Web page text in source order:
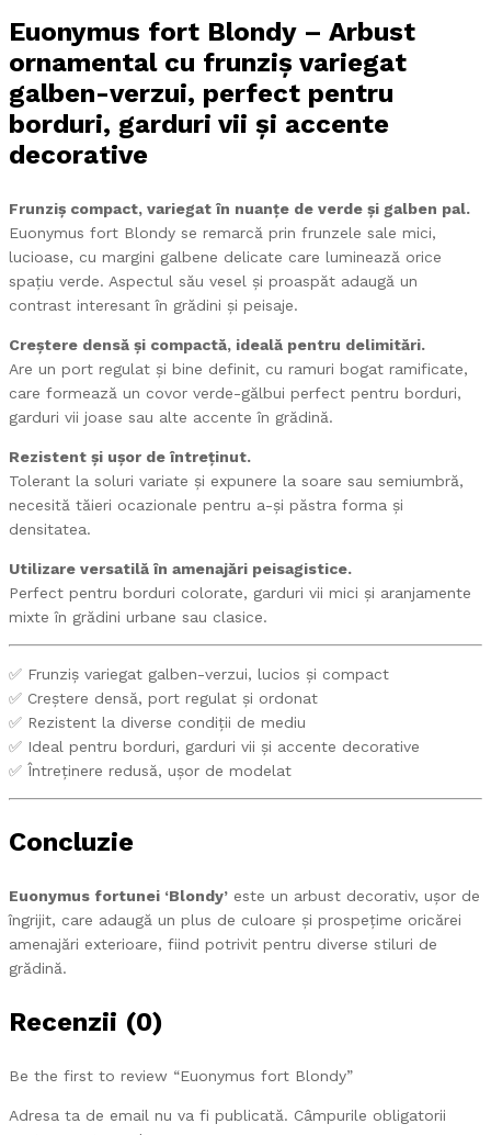
Euonymus fort Blondy – Arbust
ornamental cu frunziș variegat
galben-verzui, perfect pentru
borduri, garduri vii și accente
decorative
Frunziș compact, variegat în nuanțe de verde și galben pal.
Euonymus fort Blondy se remarcă prin frunzele sale mici,
lucioase, cu margini galbene delicate care luminează orice
spațiu verde. Aspectul său vesel și proaspăt adaugă un
contrast interesant în grădini și peisaje.
Creștere densă și compactă, ideală pentru delimitări.
Are un port regulat și bine definit, cu ramuri bogat ramificate,
care formează un covor verde-gălbui perfect pentru borduri,
garduri vii joase sau alte accente în grădină.
Rezistent și ușor de întreținut.
Tolerant la soluri variate și expunere la soare sau semiumbră,
necesită tăieri ocazionale pentru a-și păstra forma și
densitatea.
Utilizare versatilă în amenajări peisagistice.
Perfect pentru borduri colorate, garduri vii mici și aranjamente
mixte în grădini urbane sau clasice.
✅ Frunziș variegat galben-verzui, lucios și compact
✅ Creștere densă, port regulat și ordonat
✅ Rezistent la diverse condiții de mediu
✅ Ideal pentru borduri, garduri vii și accente decorative
✅ Întreținere redusă, ușor de modelat
Concluzie
Euonymus fortunei ‘Blondy’ este un arbust decorativ, ușor de
îngrijit, care adaugă un plus de culoare și prospețime oricărei
amenajări exterioare, fiind potrivit pentru diverse stiluri de
grădină.
Recenzii (0)
Be the first to review “Euonymus fort Blondy”
Adresa ta de email nu va fi publicată. Câmpurile obligatorii